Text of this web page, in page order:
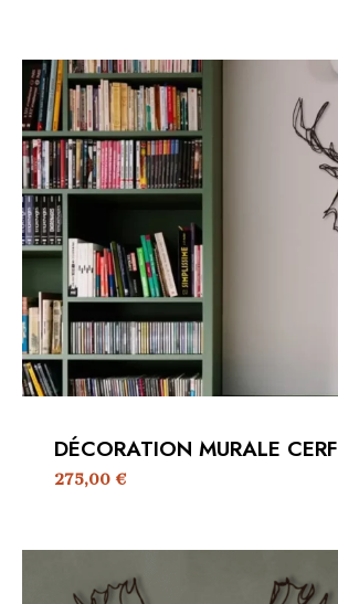
DÉCORATION MURALE CERF
275,00€